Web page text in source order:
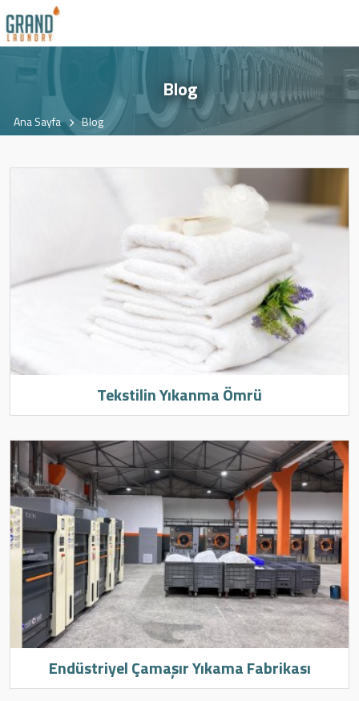
Blog
Ana Sayfa Blog
Tekstilin Yıkanma Ömrü
Endüstriyel Çamaşır Yıkama Fabrikası